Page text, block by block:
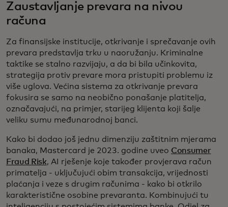
Zaustavljanje prevara na nivou
računa
Za finansijske institucije, otkrivanje i sprečavanje ovih
prevara predstavlja trku u naoružanju. Kriminalne
taktike se stalno razvijaju, a da bi bila učinkovita,
strategija protiv prevare mora pristupiti problemu iz
više uglova. Većina sistema za otkrivanje prevara
fokusira se samo na neobično ponašanje platitelja,
označavajući, na primjer, starijeg klijenta koji šalje
veliku sumu međunarodnoj banci.
Kako bi dodao još jednu dimenziju zaštitnim mjerama
banaka, Mastercard je 2023. godine uveo Consumer
Fraud Risk, AI rješenje koje također provjerava račun
primatelja - uključujući obim transakcija, vrijednosti
plaćanja i veze s drugim računima - kako bi otkrilo
karakteristične osobine prevaranta. Kombinujući tu